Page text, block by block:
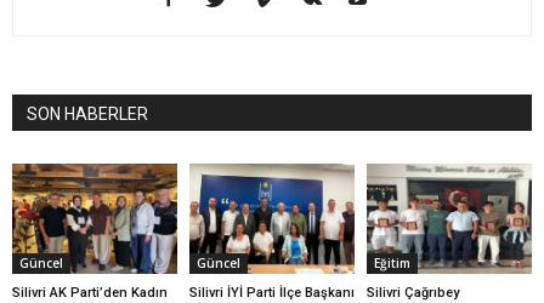
SON HABERLER
Güncel
Silivri AK Parti’den Kadın
Güncel
Silivri İYİ Parti İlçe Başkanı
Eğitim
Silivri Çağrıbey